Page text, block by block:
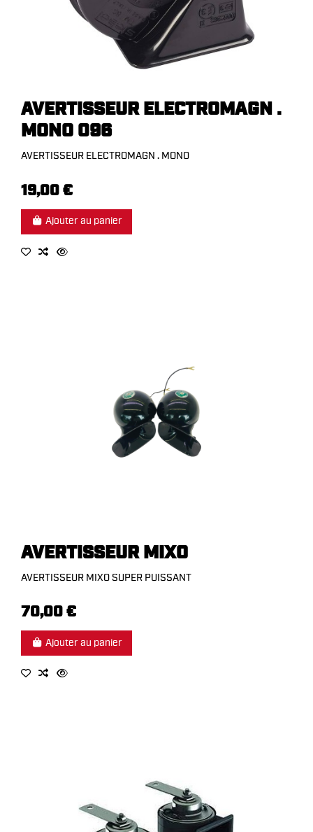
AVERTISSEUR ELECTROMAGN .
MONO 096
AVERTISSEUR ELECTROMAGN . MONO
19,00 €
Ajouter au panier
AVERTISSEUR MIXO
AVERTISSEUR MIXO SUPER PUISSANT
70,00 €
Ajouter au panier